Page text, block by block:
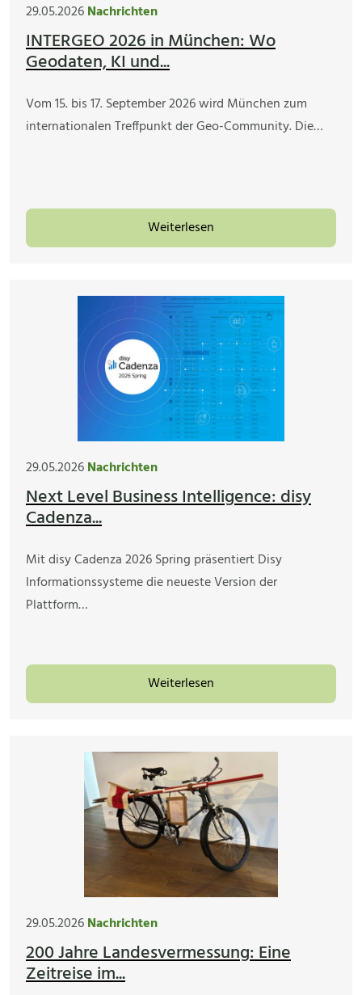
29.05.2026Nachrichten
INTERGEO 2026 in München: Wo
Geodaten, KI und...
Vom 15. bis 17. September 2026 wird München zum
internationalen Treffpunkt der Geo-Community. Die…
Weiterlesen
29.05.2026Nachrichten
Next Level Business Intelligence: disy
Cadenza...
Mit disy Cadenza 2026 Spring präsentiert Disy
Informationssysteme die neueste Version der
Plattform…
Weiterlesen
29.05.2026Nachrichten
200 Jahre Landesvermessung: Eine
Zeitreise im...